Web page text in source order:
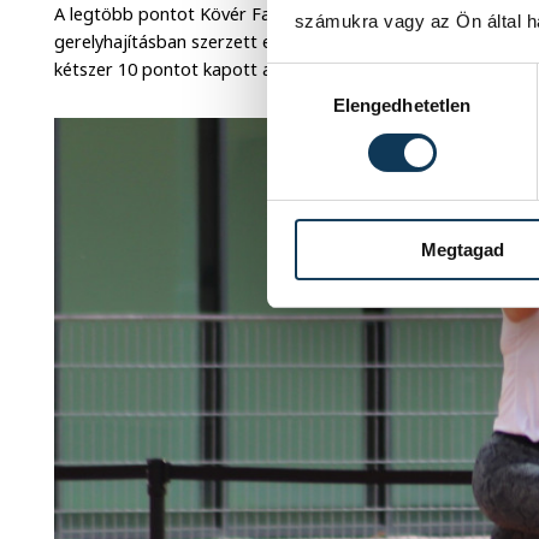
számukra vagy az Ön által
Hozzájárulás kiválasztása
Elengedhetetlen
Megtagad
A legtöbb pontot Kövér Fanni hozta a konyhára,
gerelyhajításban szerzett ezüstérme 11 pontot ért.
kétszer 10 pontot kapott a diszkoszvetésben és